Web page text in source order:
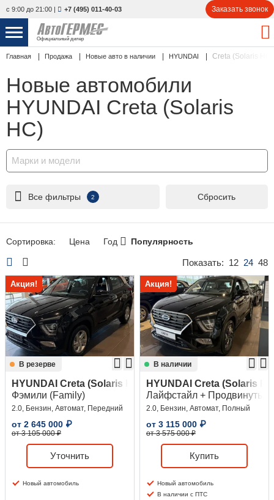
с 9:00 до 21:00 | +7 (495) 011-40-03 Заказать звонок
Официальный дилер
НОВЫЕ АВТОМОБИЛИ
С ПРОБЕГОМ 831 авто
СЕРВИС
УСЛУГИ
Сравнение
Личный кабинет
Главная Продажа Новые авто в наличии HYUNDAI Creta (Solaris HC)
Новые автомобили
HYUNDAI Creta (Solaris
HC)
Марки и модели
Все фильтры 2 Сбросить
Сортировка: Цена Год Популярность
Показать: 12 24 48
Акция!
В резерве
HYUNDAI Creta (Solaris HC)
Фэмили (Family)
2.0, Бензин, Автомат, Передний
от 2 645 000 ₽
от 3 105 000 ₽
Уточнить
Новый автомобиль
Акция!
В наличии
HYUNDAI Creta (Solaris
Лайфстайл + Продвинутый
2.0, Бензин, Автомат, Полный
от 3 115 000 ₽
от 3 575 000 ₽
Купить
Новый автомобиль
В наличии с ПТС